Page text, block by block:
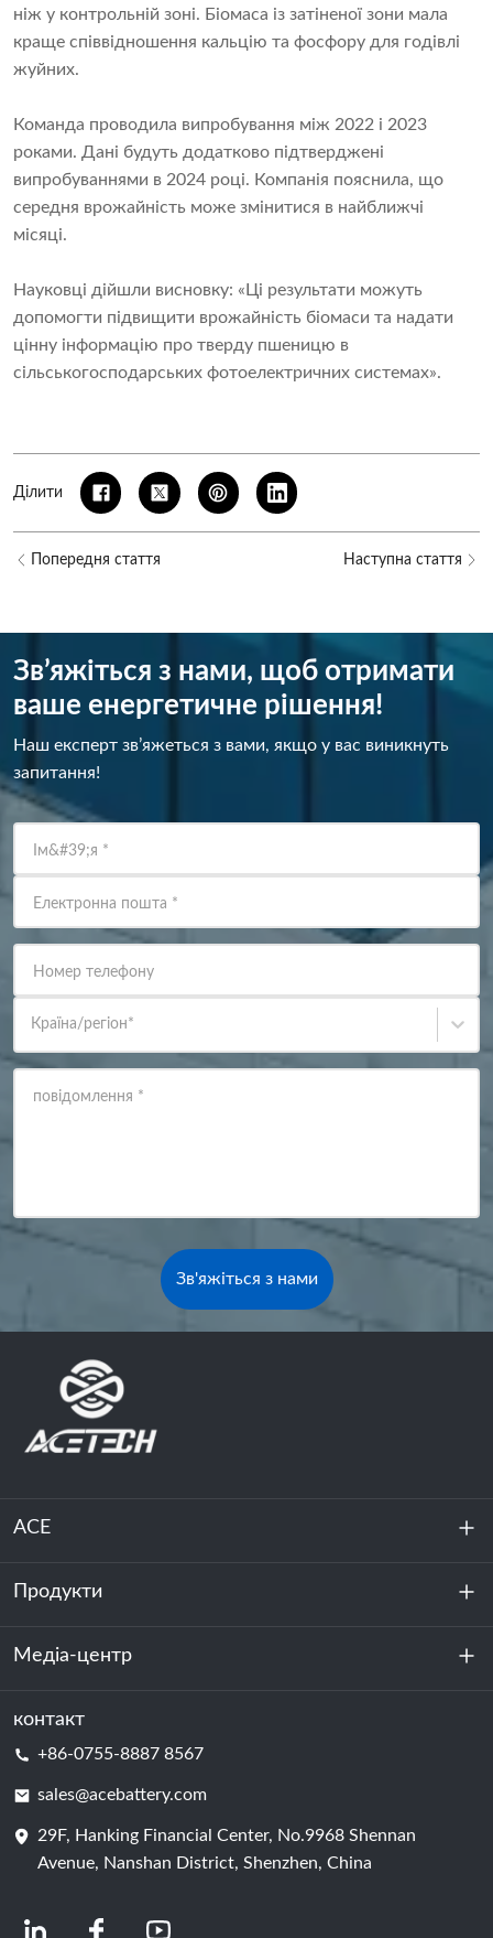
ніж у контрольній зоні. Біомаса із затіненої зони мала
краще співвідношення кальцію та фосфору для годівлі
жуйних.
Команда проводила випробування між 2022 і 2023
роками. Дані будуть додатково підтверджені
випробуваннями в 2024 році. Компанія пояснила, що
середня врожайність може змінитися в найближчі
місяці.
Науковці дійшли висновку: «Ці результати можуть
допомогти підвищити врожайність біомаси та надати
цінну інформацію про тверду пшеницю в
сільськогосподарських фотоелектричних системах».
Ділити
Попередня стаття Наступна стаття
Зв’яжіться з нами, щоб отримати
ваше енергетичне рішення!
Наш експерт зв’яжеться з вами, якщо у вас виникнуть
запитання!
Ім&#39;я *
Електронна пошта *
Номер телефону
Країна/регіон*
повідомлення *
Зв'яжіться з нами
ACE
Про нас
Стійкість
Продукти
Зберігання енергії
Центр обробки даних та серверна кімната
Елемент батареї
Медіа-центр
Новини
контакт
+86-0755-8887 8567
sales@acebattery.com
29F, Hanking Financial Center, No.9968 Shennan
Avenue, Nanshan District, Shenzhen, China